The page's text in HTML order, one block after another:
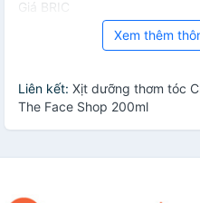
Giá BRIC
Xem thêm
Liên kết: Xịt dưỡng thơm tóc
The Face Shop 200ml